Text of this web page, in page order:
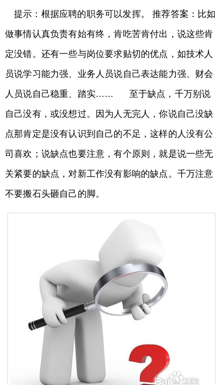
提示：根据应聘的职务可以发挥。 推荐答案：比如
做事情认真负责有始有终，肯吃苦肯付出，说这些肯
定没错。还有一些与岗位要求贴切的优点，如技术人
员说学习能力强、业务人员说自己表达能力强、财会
人员说自己稳重、踏实…… 至于缺点，千万别说
自己没有，或没想过。因为人无完人，你说自己没缺
点那肯定是没有认识到自己的不足，这样的人没有公
司喜欢；说缺点也要注意，有个原则，就是说一些无
关紧要的缺点，对新工作没有影响的缺点。千万注意
不要搬石头砸自己的脚。